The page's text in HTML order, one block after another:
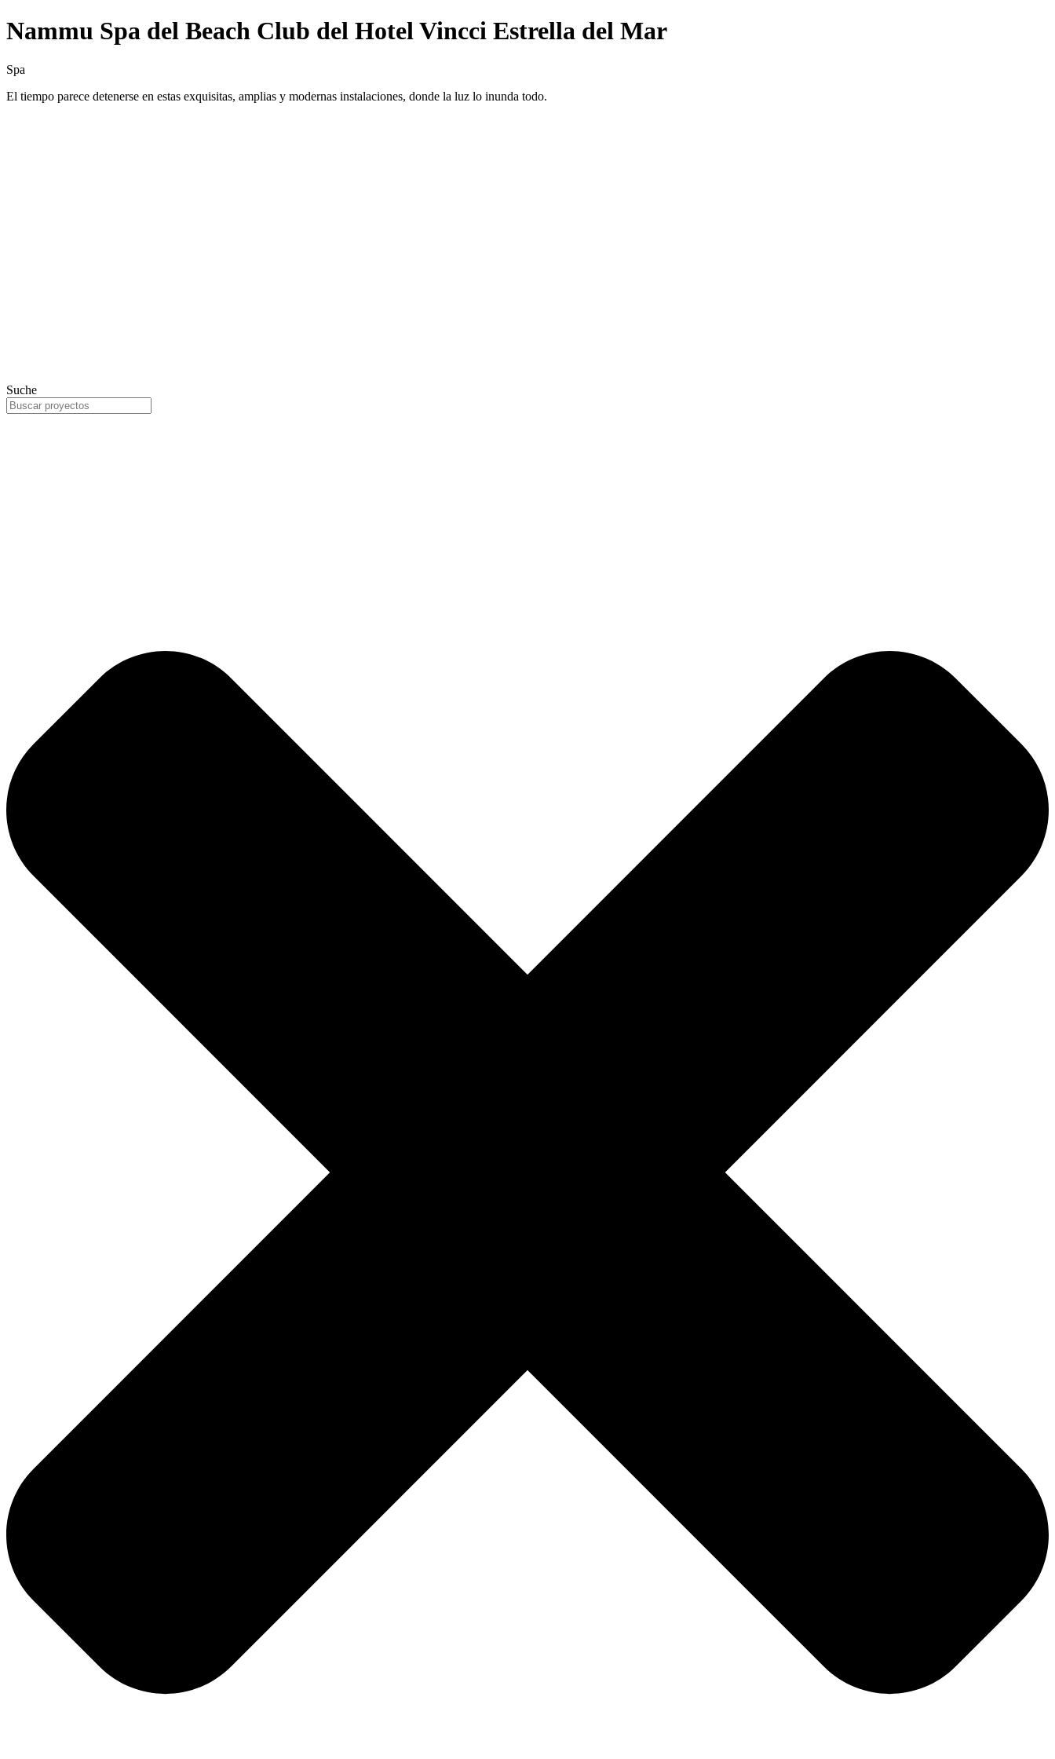
Nammu Spa del Beach Club del Hotel Vincci Estrella del Mar
Spa
El tiempo parece detenerse en estas exquisitas, amplias y modernas instalaciones, donde la luz lo inunda todo.
Suche